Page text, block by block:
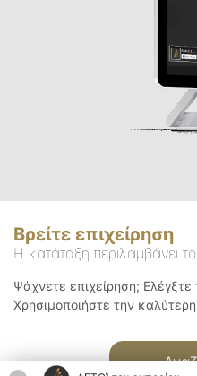
Βρείτε επιχείρηση
Η κατάταξη περιλαμβάνει
Ψάχνετε επιχείρηση;
Χρησιμοποιήστε την